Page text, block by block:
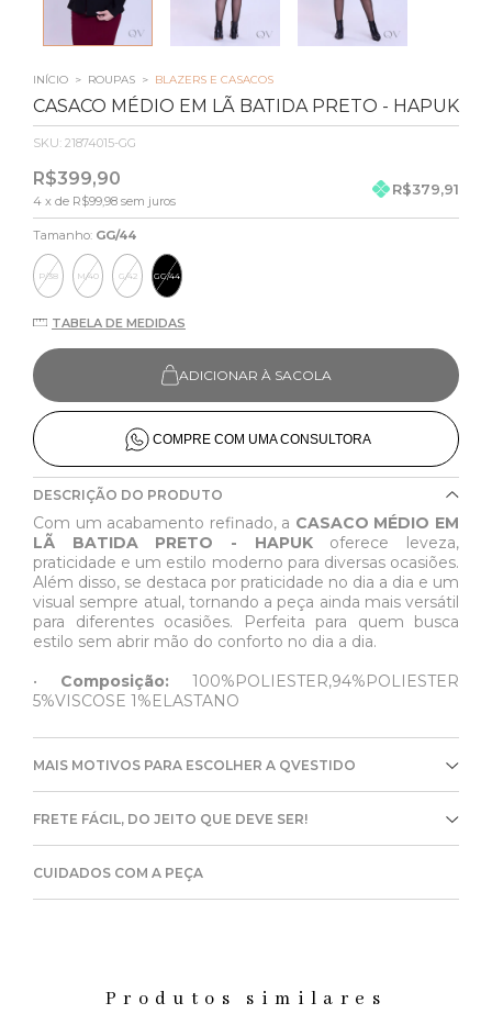
INÍCIO > ROUPAS > BLAZERS E CASACOS
CASACO MÉDIO EM LÃ BATIDA PRETO - HAPUK
SKU: 21874015-GG
R$399,90
4 x de R$99,98 sem juros
R$379,91
Tamanho: GG/44
P/38 M/40 G/42 GG/44
TABELA DE MEDIDAS
ADICIONAR À SACOLA
COMPRE COM UMA CONSULTORA
DESCRIÇÃO DO PRODUTO
Com um acabamento refinado, a CASACO MÉDIO EM
LÃ BATIDA PRETO - HAPUKoferece leveza,
praticidade e um estilo moderno para diversas ocasiões.
Além disso, se destaca por praticidade no dia a dia e um
visual sempre atual, tornando a peça ainda mais versátil
para diferentes ocasiões. Perfeita para quem busca
estilo sem abrir mão do conforto no dia a dia.
• Composição: 100%POLIESTER,94%POLIESTER
5%VISCOSE 1%ELASTANO
MAIS MOTIVOS PARA ESCOLHER A QVESTIDO
FRETE FÁCIL, DO JEITO QUE DEVE SER!
CUIDADOS COM A PEÇA
Produtos similares